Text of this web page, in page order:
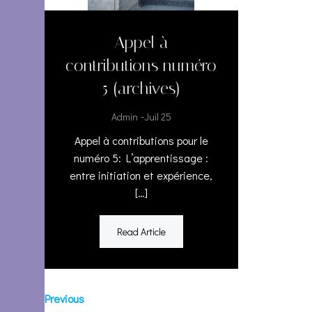
Appel à
contributions numéro
5 (archives)
Admin -Juil 25
Appel à contributions pour le
numéro 5: L’apprentissage :
entre initiation et expérience,
[…]
Read Article
Previous